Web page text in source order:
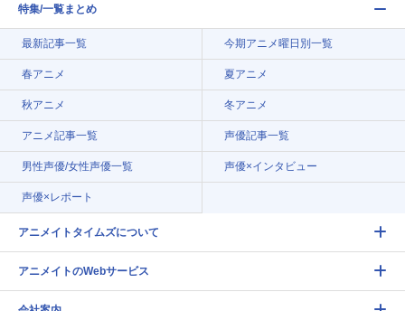
特集/一覧まとめ
最新記事一覧 今期アニメ曜日別一覧
春アニメ 夏アニメ
秋アニメ 冬アニメ
アニメ記事一覧 声優記事一覧
男性声優/女性声優一覧 声優×インタビュー
声優×レポート
アニメイトタイムズについて
アニメイトのWebサービス